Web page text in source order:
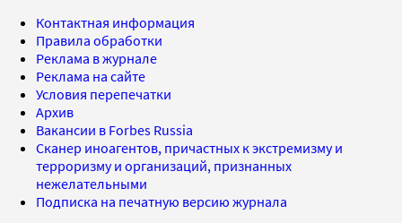
Контактная информация
Правила обработки
Реклама в журнале
Реклама на сайте
Условия перепечатки
Архив
Вакансии в Forbes Russia
Сканер иноагентов, причастных к экстремизму и
терроризму и организаций, признанных
нежелательными
Подписка на печатную версию журнала